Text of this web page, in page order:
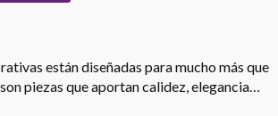
están diseñadas para mucho más que
piezas que aportan calidez, elegancia…